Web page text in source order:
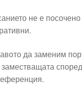
не е посочено
да заменим
според